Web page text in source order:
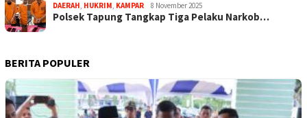
DAERAH, HUKRIM, KAMPAR 8 November 2025
Polsek Tapung Tangkap Tiga Pelaku Narkob…
BERITA POPULER